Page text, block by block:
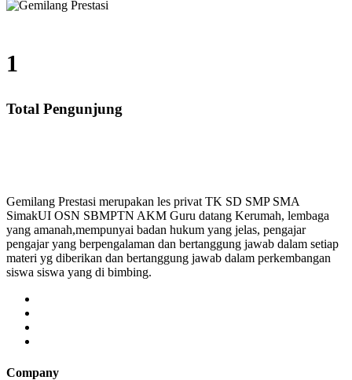
1
Total Pengunjung
Gemilang Prestasi merupakan les privat TK SD SMP SMA
SimakUI OSN SBMPTN AKM Guru datang Kerumah, lembaga
yang amanah,mempunyai badan hukum yang jelas, pengajar
pengajar yang berpengalaman dan bertanggung jawab dalam setiap
materi yg diberikan dan bertanggung jawab dalam perkembangan
siswa siswa yang di bimbing.
Company